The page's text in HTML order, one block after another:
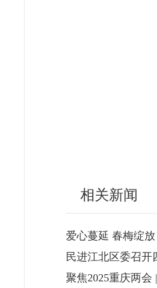
相关新闻
爱心蔓延 春梅绽放
民进江北区委召开
聚焦2025重庆两